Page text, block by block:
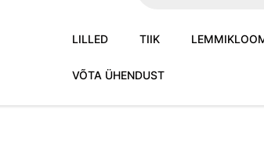
LILLED TIIK
VÕTA ÜHENDUST